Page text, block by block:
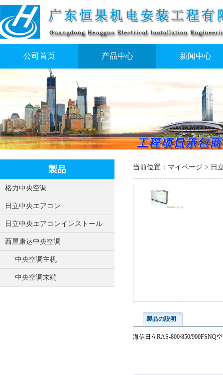
公司首页 产品中心 新闻中心
製品
格力中央空调
日立中央エアコン
日立中央エアコンインストール
西屋康达中央空调
中央空调主机
中央空调末端
当前位置： マイページ > 日
製品の説明
海信日立RAS-800/850/900FSNQ